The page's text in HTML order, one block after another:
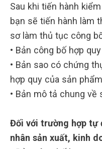
Sau khi tiến hành
bạn sẽ tiến hành làm
sơ làm thủ tục công
• Bản công bố hợp quy
• Bản sao có chứng
hợp quy của sản phẩm
• Bản mô tả chung về
Đối với trường hợp tự
nhân sản xuất, kinh